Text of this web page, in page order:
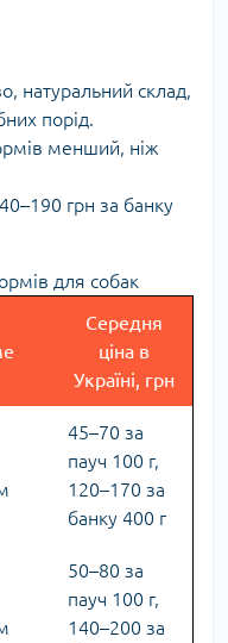
натуральний склад,
порід.
менший, ніж
грн за банку
для собак
Середня
ціна в
Україні, грн
45–70 за
пауч 100 г,
120–170 за
банку 400 г
50–80 за
пауч 100 г,
140–200 за